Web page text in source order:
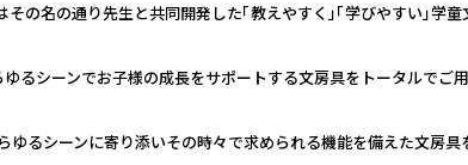
の名の通り先生と共同開発した「教えやすく」「学びやすい」学童
ゆるシーンでお子様の成長をサポートする文房具をトータルでご
らゆるシーンに寄り添いその時々で求められる機能を備えた文房